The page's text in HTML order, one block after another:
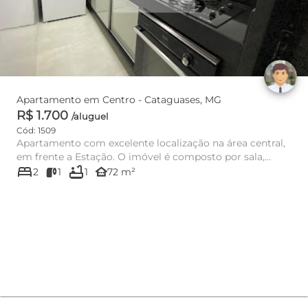
Apartamento em Centro - Cataguases, MG
R$ 1.700 /aluguel
Cód: 1509
Apartamento com excelente localização na área central,
em frente a Estação. O imóvel é composto por sala,
cozinha equip...
bed2 1 bathtub1 other_houses72 m²